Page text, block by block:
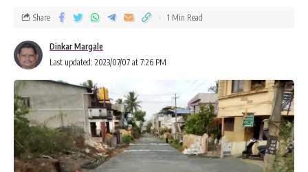
Last updated: 2023/07/07 at 7:26 PM
Dinkar Margale
Share 1 Min Read